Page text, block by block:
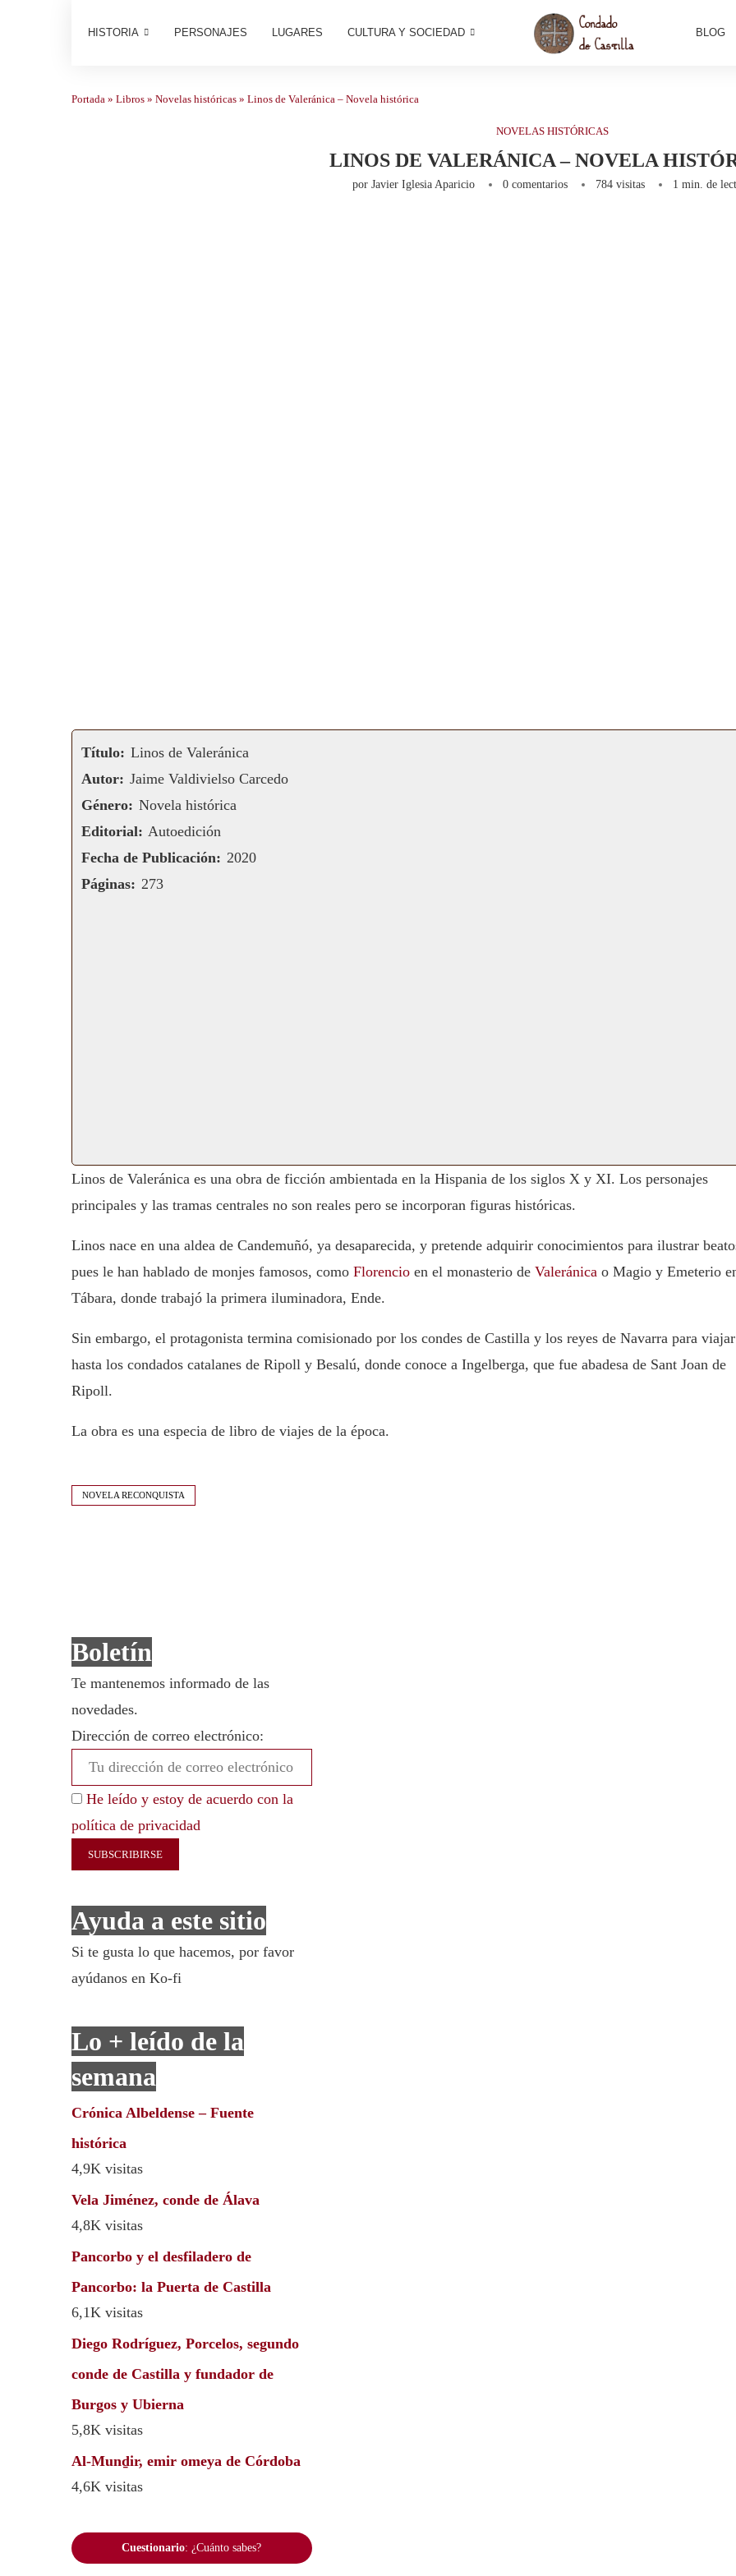
HISTORIA PERSONAJES LUGARES CULTURA Y SOCIEDAD BLOG
Portada » Libros » Novelas históricas » Linos de Valeránica – Novela histórica
NOVELAS HISTÓRICAS
LINOS DE VALERÁNICA – NOVELA
por Javier Iglesia Aparicio 0 comentarios 784 visitas 1 min. de
Título: Linos de Valeránica
Autor: Jaime Valdivielso Carcedo
Género: Novela histórica
Editorial: Autoedición
Fecha de Publicación: 2020
Páginas: 273
Linos de Valeránica es una obra de ficción ambientada en la Hispania de los siglos X y XI. Los personajes
principales y las tramas centrales no son reales pero se incorporan figuras históricas.
Linos nace en una aldea de Candemuñó, ya desaparecida, y pretende adquirir conocimientos para ilustrar
pues le han hablado de monjes famosos, como Florencio en el monasterio de Valeránica o Magio y Emeterio
Tábara, donde trabajó la primera iluminadora, Ende.
Sin embargo, el protagonista termina comisionado por los condes de Castilla y los reyes de Navarra para viajar
hasta los condados catalanes de Ripoll y Besalú, donde conoce a Ingelberga, que fue abadesa de Sant Joan de
Ripoll.
La obra es una especia de libro de viajes de la época.
NOVELA RECONQUISTA
Boletín
Te mantenemos informado de las
novedades.
Dirección de correo electrónico:
He leído y estoy de acuerdo con la
política de privacidad
Ayuda a este sitio
Si te gusta lo que hacemos, por favor
ayúdanos en Ko-fi
Lo + leído de la
semana
Crónica Albeldense – Fuente
histórica
4,9K visitas
Vela Jiménez, conde de Álava
4,8K visitas
Pancorbo y el desfiladero de
Pancorbo: la Puerta de Castilla
6,1K visitas
Diego Rodríguez, Porcelos, segundo
conde de Castilla y fundador de
Burgos y Ubierna
5,8K visitas
Al-Munḏir, emir omeya de Córdoba
4,6K visitas
Cuestionario: ¿Cuánto sabes?